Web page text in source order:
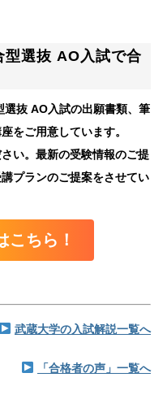
型選抜 AO入試で合
抜 AO入試の出願書類、筆
をご用意しています。
い。最新の受験情報のご提
プランのご提案をさせてい
こちら！
武蔵大学の入試解説一覧へ
「合格者の声」一覧へ